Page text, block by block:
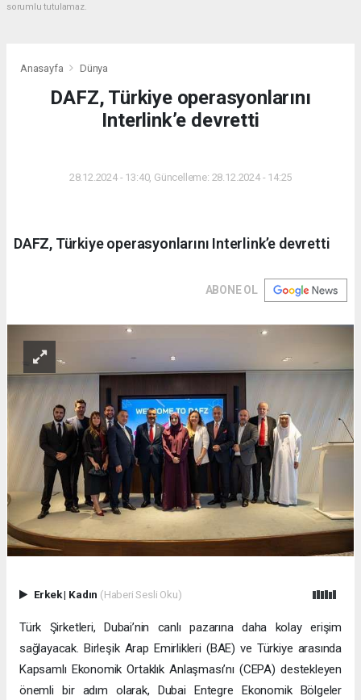
sorumlu tutulamaz.
Anasayfa Dünya
DAFZ, Türkiye operasyonlarını
Interlink’e devretti
28.12.2024 - 13:40, Güncelleme: 28.12.2024 - 14:25
DAFZ, Türkiye operasyonlarını Interlink’e devretti
ABONE OL
Erkek| Kadın (Haberi Sesli Oku)
Türk Şirketleri, Dubai’nin canlı pazarına daha kolay erişim
sağlayacak. Birleşik Arap Emirlikleri (BAE) ve Türkiye arasında
Kapsamlı Ekonomik Ortaklık Anlaşması’nı (CEPA) destekleyen
önemli bir adım olarak, Dubai Entegre Ekonomik Bölgeler